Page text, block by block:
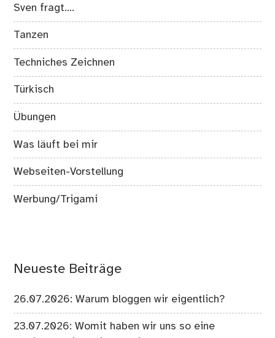
Sven fragt….
Tanzen
Techniches Zeichnen
Türkisch
Übungen
Was läuft bei mir
Webseiten-Vorstellung
Werbung/Trigami
Neueste Beiträge
26.07.2026: Warum bloggen wir eigentlich?
23.07.2026: Womit haben wir uns so eine